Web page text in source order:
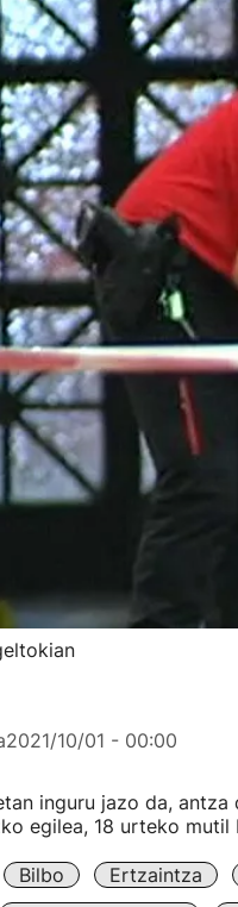
2021/10/01 - 00:00
inguru jazo da,
egilea, 18 urteko
Bilbo Ertzaintza